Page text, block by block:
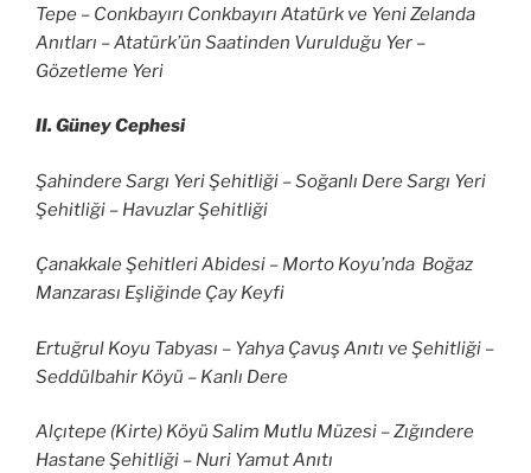
Tepe – Conkbayırı Conkbayırı Atatürk ve Yeni Zelanda
Anıtları – Atatürk’ün Saatinden Vurulduğu Yer –
Gözetleme Yeri
II. Güney Cephesi
Şahindere Sargı Yeri Şehitliği – Soğanlı Dere Sargı Yeri
Şehitliği – Havuzlar Şehitliği
Çanakkale Şehitleri Abidesi – Morto Koyu’nda Boğaz
Manzarası Eşliğinde Çay Keyfi
Ertuğrul Koyu Tabyası – Yahya Çavuş Anıtı ve Şehitliği –
Seddülbahir Köyü – Kanlı Dere
Alçıtepe (Kirte) Köyü Salim Mutlu Müzesi – Zığındere
Hastane Şehitliği – Nuri Yamut Anıtı